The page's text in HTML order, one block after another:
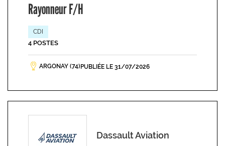
Rayonneur F/H
CDI
4 POSTES
ARGONAY (74) PUBLIÉE LE 31/07/2026
Dassault Aviation